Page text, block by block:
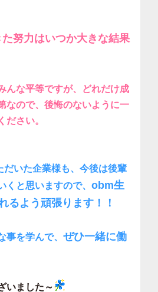
努力はいつか大きな結果
んな平等ですが、どれだけ成
なので、 後悔のないように一
ださい。
だいた企業様も、今後は後輩
くと思いますので、 obm生
るよう頑張ります！！
事を学んで、 ぜひ一緒に働
いました～